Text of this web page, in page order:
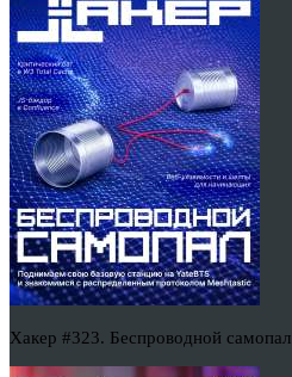
Хакер #323. Беспроводной самопал